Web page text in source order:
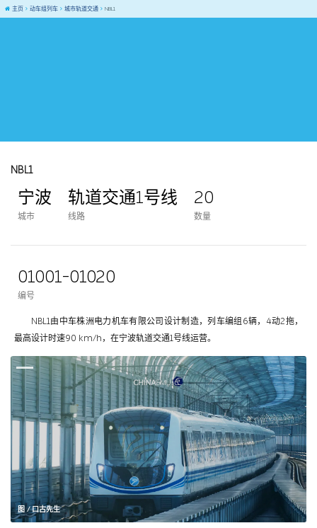
主页 动车组列车 城市轨道交通 NBL1
NBL1
宁波
城市
轨道交通1号线
线路
20
数量
01001-01020
编号
NBL1由中车株洲电力机车有限公司设计制造，列车编组6辆，4动2拖，
最高设计时速90 km/h，在宁波轨道交通1号线运营。
图 / 口古先生